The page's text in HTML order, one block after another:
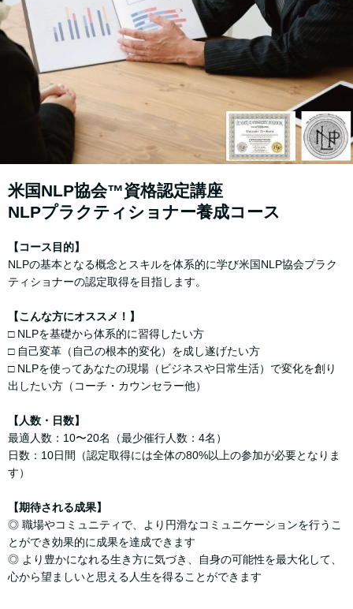
⽶国NLP協会™資格認定講座
NLPプラクティショナー養成コース
【コース⽬的】
NLPの基本となる概念とスキルを体系的に学び⽶国NLP協会プラク
ティショナーの認定取得を⽬指します。
【こんな方にオススメ！】
□ NLPを基礎から体系的に習得したい⽅
□ ⾃⼰変⾰（⾃⼰の根本的変化）を成し遂げたい⽅
□ NLPを使ってあなたの現場（ビジネスや⽇常⽣活）で変化を創り
出したい⽅（コーチ・カウンセラー他）
【⼈数・⽇数】
最適⼈数：10〜20名（最少催⾏⼈数：4名）
⽇数：10⽇間（認定取得には全体の80%以上の参加が必要となりま
す）
【期待される成果】
◎ 職場やコミュニティで、より円滑なコミュニケーションを⾏うこ
とができ効果的に成果を達成できます
◎ より豊かになれる⽣き⽅に気づき、⾃⾝の可能性を最⼤化して、
⼼から望ましいと思える⼈⽣を得ることができます